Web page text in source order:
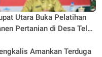
Utara Buka Pelatihan
Pertanian di Desa Teluk
Amankan Terduga